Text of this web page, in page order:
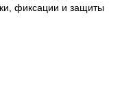
фиксации и защиты